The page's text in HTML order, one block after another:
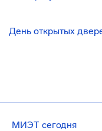
День открытых
МИЭТ сегодня